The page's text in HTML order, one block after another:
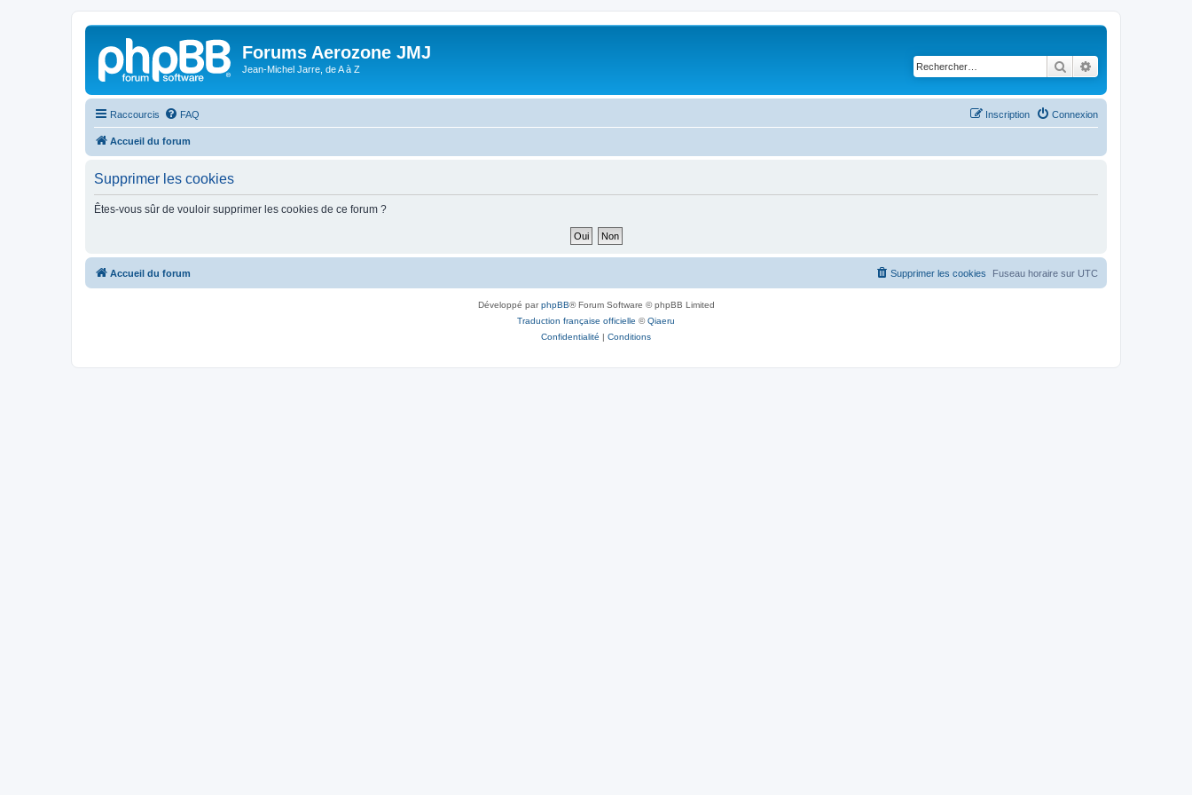
Forums Aerozone JMJ
Jean-Michel Jarre, de A à Z Rechercher
Raccourcis FAQ Connexion
Inscription
Accueil du forum
Supprimer les cookies
Êtes-vous sûr de vouloir supprimer les cookies de ce forum ?
Accueil du forum Fuseau horaire sur UTC
Supprimer les cookies
Développé parphpBB® Forum Software © phpBB Limited
Traduction française officielle ©Qiaeru
Confidentialité | Conditions